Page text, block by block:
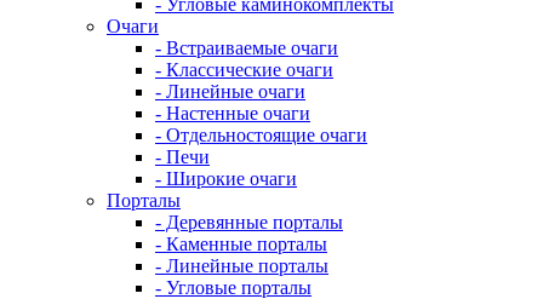
- Угловые каминокомплекты
Очаги
- Встраиваемые очаги
- Классические очаги
- Линейные очаги
- Настенные очаги
- Отдельностоящие очаги
- Печи
- Широкие очаги
Порталы
- Деревянные порталы
- Каменные порталы
- Линейные порталы
- Угловые порталы